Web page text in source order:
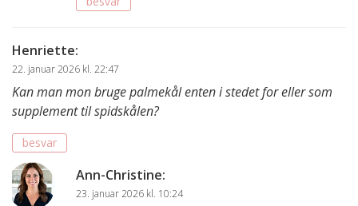
Henriette:
22. januar 2026 kl. 22:47
Kan man mon bruge palmekål enten i stedet for eller som
supplement til spidskålen?
besvar
Ann-Christine:
23. januar 2026 kl. 10:24